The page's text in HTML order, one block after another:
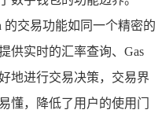
的交易功能如同一个精密的
供实时的汇率查询、Gas
地进行交易决策，交易界
懂，降低了用户的使用门